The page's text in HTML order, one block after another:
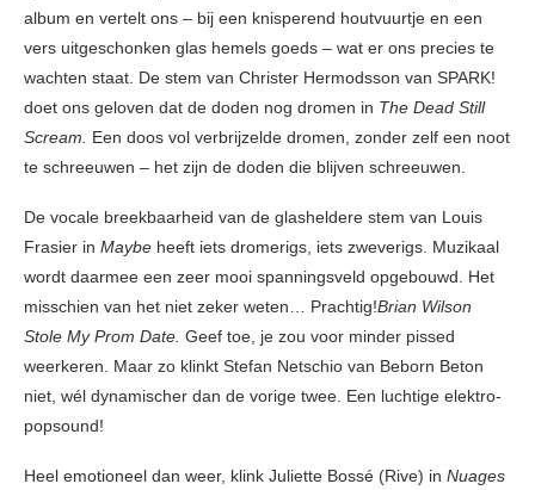
album en vertelt ons – bij een knisperend houtvuurtje en een
vers uitgeschonken glas hemels goeds – wat er ons precies te
wachten staat. De stem van Christer Hermodsson van SPARK!
doet ons geloven dat de doden nog dromen in The Dead Still
Scream. Een doos vol verbrijzelde dromen, zonder zelf een noot
te schreeuwen – het zijn de doden die blijven schreeuwen.
De vocale breekbaarheid van de glasheldere stem van Louis
Frasier in Maybe heeft iets dromerigs, iets zweverigs. Muzikaal
wordt daarmee een zeer mooi spanningsveld opgebouwd. Het
misschien van het niet zeker weten… Prachtig!Brian Wilson
Stole My Prom Date. Geef toe, je zou voor minder pissed
weerkeren. Maar zo klinkt Stefan Netschio van Beborn Beton
niet, wél dynamischer dan de vorige twee. Een luchtige elektro-
popsound!
Heel emotioneel dan weer, klink Juliette Bossé (Rive) in Nuages